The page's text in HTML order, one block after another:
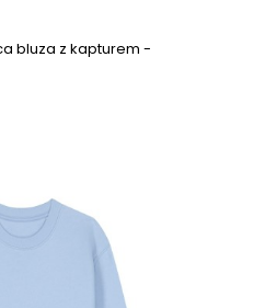
bluza z kapturem -